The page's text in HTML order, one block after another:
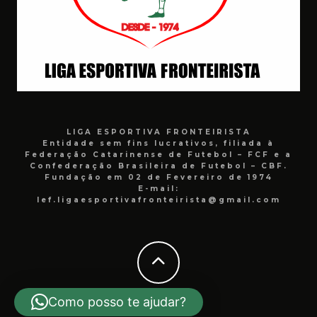
LIGA ESPORTIVA FRONTEIRISTA
Entidade sem fins lucrativos, filiada à
Federação Catarinense de Futebol – FCF e a
Confederação Brasileira de Futebol – CBF.
Fundação em 02 de Fevereiro de 1974
E-mail:
lef.ligaesportivafronteirista@gmail.com
Como posso te ajudar?